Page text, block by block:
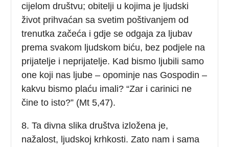
cijelom društvu; obitelji u kojima je ljudski
život prihvaćan sa svetim poštivanjem od
trenutka začeća i gdje se odgaja za ljubav
prema svakom ljudskom biću, bez podjele na
prijatelje i neprijatelje. Kad bismo ljubili samo
one koji nas ljube – opominje nas Gospodin –
kakvu bismo plaću imali? “Zar i carinici ne
čine to isto?” (Mt 5,47).
8. Ta divna slika društva izložena je,
nažalost, ljudskoj krhkosti. Zato nam i sama